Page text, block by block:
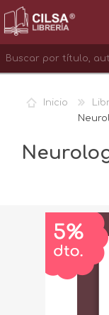
INICIAR SESIÓN
Inicio